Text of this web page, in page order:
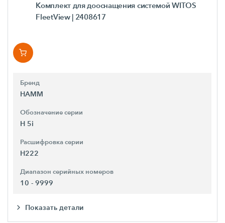
Комплект для дооснащения системой WITOS
FleetView | 2408617
Бренд
HAMM
Обозначение серии
H 5i
Расшифровка серии
H222
Диапазон серийных номеров
10 - 9999
Показать детали